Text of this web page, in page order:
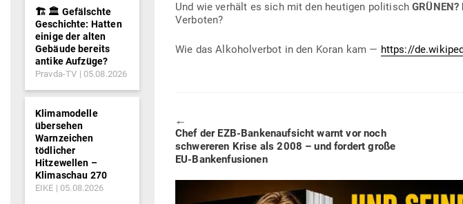
Und wie verhält es sich mit den heu­tigen poli­tisch
Verboten?
Wie das Alko­hol­verbot in den Koran kam — https://
🠔
Previous
post:
Chef der EZB-Ban­ken­auf­sicht warnt vor noch
schwe­reren Krise als 2008 – und fordert große
EU-Bankenfusionen
🏗️ 🏛️ Gefälschte
Geschichte: Hatten
einige der alten
Gebäude bereits
antike Aufzüge?
Pravda-TV 05.08.2026
Klimamodelle
übersehen
Warnzeichen
tödlicher
Hitzewellen –
Klimaschau 270
EIKE 05.08.2026